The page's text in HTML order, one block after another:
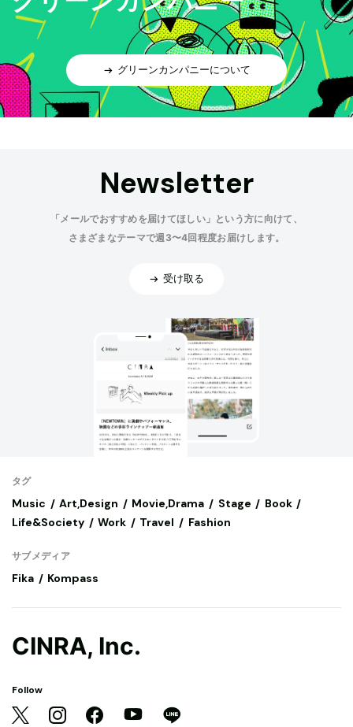
グリーンカンパニーについて
Newsletter
「メールでおすすめを届けてほしい」という方に向けて、
さまざまなテーマで週3〜4回程度お届けします。
受け取る
タグ
Music Art,Design Movie,Drama Stage
Book
Life&Society
Work Travel Fashion
サブメディア
Fika Kompass
CINRA, Inc.
Follow